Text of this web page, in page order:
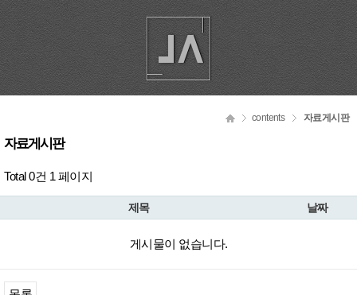
contents 자료게시판
자료게시판
Total 0건 1 페이지
제목 날짜
게시물이 없습니다.